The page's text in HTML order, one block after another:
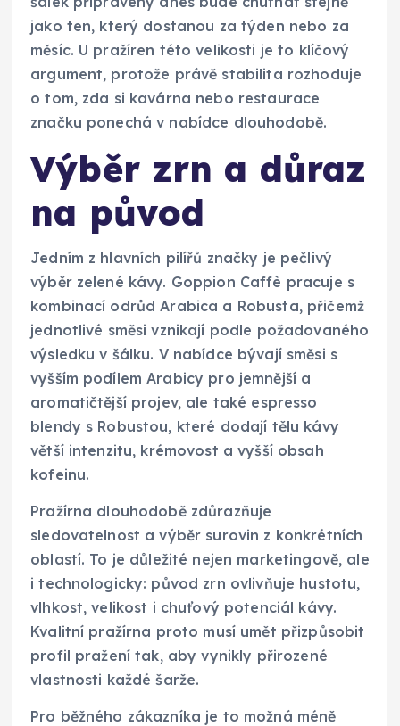
jako ten, který dostanou za týden nebo za
měsíc. U pražíren této velikosti je to klíčový
argument, protože právě stabilita rozhoduje
o tom, zda si kavárna nebo restaurace
značku ponechá v nabídce dlouhodobě.
Výběr zrn a důraz
na původ
Jedním z hlavních pilířů značky je pečlivý
výběr zelené kávy. Goppion Caffè pracuje s
kombinací odrůd Arabica a Robusta, přičemž
jednotlivé směsi vznikají podle požadovaného
výsledku v šálku. V nabídce bývají směsi s
vyšším podílem Arabicy pro jemnější a
aromatičtější projev, ale také espresso
blendy s Robustou, které dodají tělu kávy
větší intenzitu, krémovost a vyšší obsah
kofeinu.
Pražírna dlouhodobě zdůrazňuje
sledovatelnost a výběr surovin z konkrétních
oblastí. To je důležité nejen marketingově, ale
i technologicky: původ zrn ovlivňuje hustotu,
vlhkost, velikost i chuťový potenciál kávy.
Kvalitní pražírna proto musí umět přizpůsobit
profil pražení tak, aby vynikly přirozené
vlastnosti každé šarže.
Pro běžného zákazníka je to možná méně